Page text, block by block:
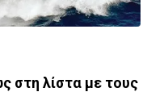
στη λίστα με τους